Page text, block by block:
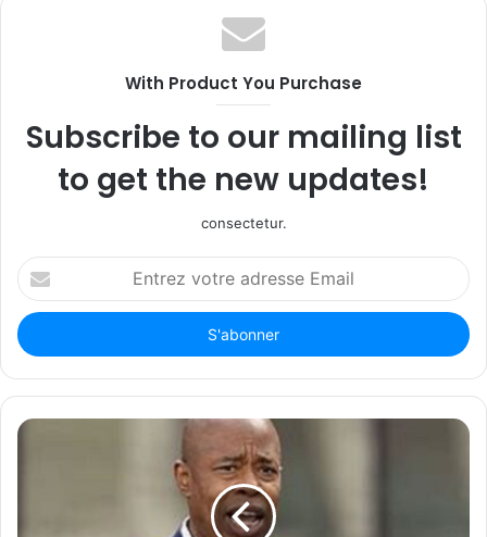
With Product You Purchase
Subscribe to our mailing list
to get the new updates!
consectetur.
Entrez
votre
adresse
Email